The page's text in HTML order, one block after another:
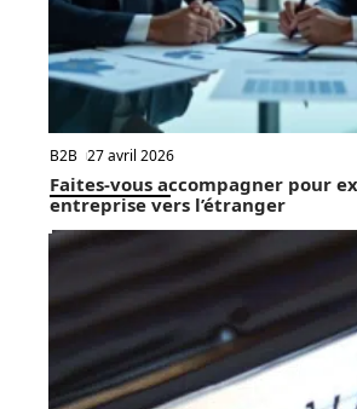
B2B 27 avril 2026
Faites-vous accompagner pour
entreprise vers l’étranger